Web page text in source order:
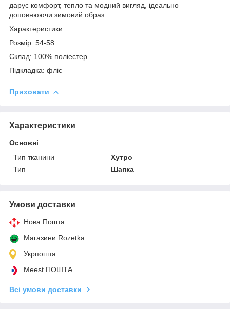
дарує комфорт, тепло та модний вигляд, ідеально
доповнюючи зимовий образ.
Характеристики:
Розмір: 54-58
Склад: 100% поліестер
Підкладка: фліс
Приховати
Характеристики
Основні
Тип тканини
Хутро
Тип
Шапка
Умови доставки
Нова Пошта
Магазини Rozetka
Укрпошта
Meest ПОШТА
Всі умови доставки